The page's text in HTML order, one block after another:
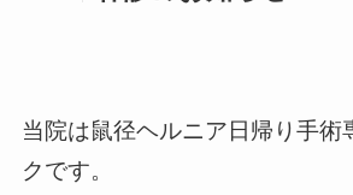
当院は鼠径ヘルニア日帰り手術
クです。